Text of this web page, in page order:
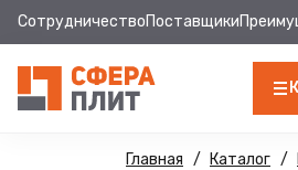
СотрудничествоПоставщики
Главная Каталог